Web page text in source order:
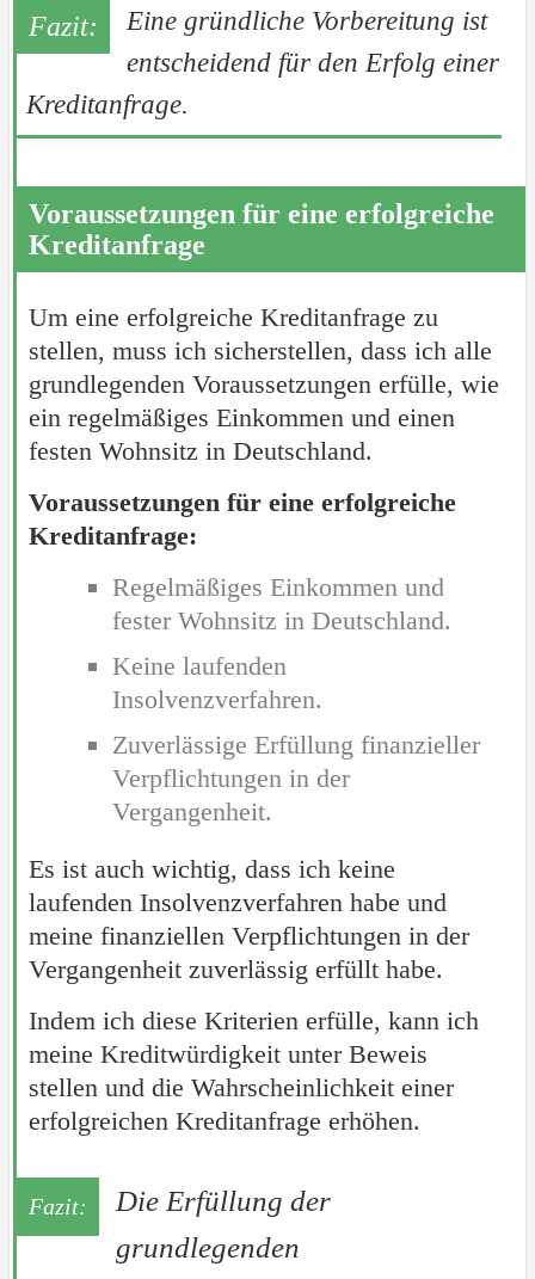
Eine gründliche Vorbereitung ist
entscheidend für den Erfolg einer
Kreditanfrage.
Voraussetzungen für eine erfolgreiche
Kreditanfrage
Um eine erfolgreiche Kreditanfrage zu
stellen, muss ich sicherstellen, dass ich alle
grundlegenden Voraussetzungen erfülle, wie
ein regelmäßiges Einkommen und einen
festen Wohnsitz in Deutschland.
Voraussetzungen für eine erfolgreiche
Kreditanfrage:
Regelmäßiges Einkommen und
fester Wohnsitz in Deutschland.
Keine laufenden
Insolvenzverfahren.
Zuverlässige Erfüllung finanzieller
Verpflichtungen in der
Vergangenheit.
Es ist auch wichtig, dass ich keine
laufenden Insolvenzverfahren habe und
meine finanziellen Verpflichtungen in der
Vergangenheit zuverlässig erfüllt habe.
Indem ich diese Kriterien erfülle, kann ich
meine Kreditwürdigkeit unter Beweis
stellen und die Wahrscheinlichkeit einer
erfolgreichen Kreditanfrage erhöhen.
Die Erfüllung der
grundlegenden